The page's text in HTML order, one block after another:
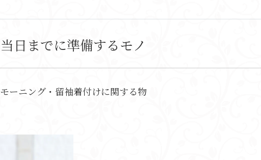
当日までに準備するモノ
モーニング・留袖着付けに関する物